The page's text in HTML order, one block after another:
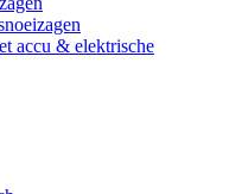
accu & elektrische